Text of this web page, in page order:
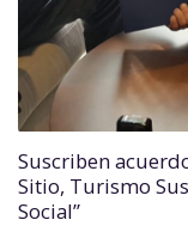
Suscriben
Sitio, Turismo
Social”